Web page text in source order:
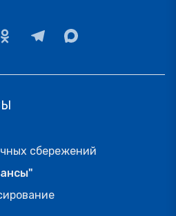
сбережений